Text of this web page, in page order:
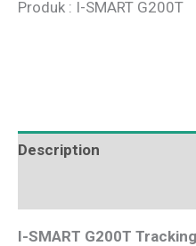
Produk : I-SMART G200T
Description
I-SMART G200T